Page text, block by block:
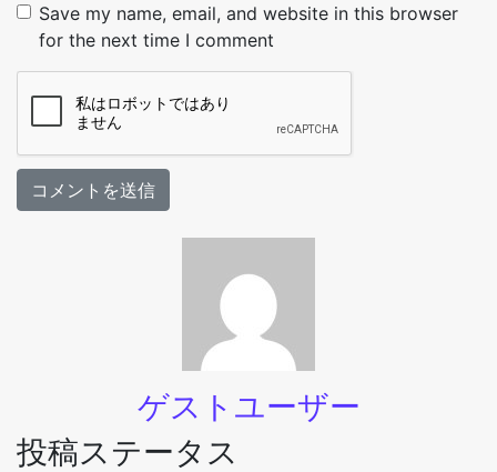
Save my name, email, and website in this browser
for the next time I comment
ゲストユーザー
投稿ステータス